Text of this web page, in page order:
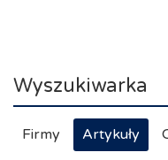
Wyszukiwarka
Firmy Artykuły